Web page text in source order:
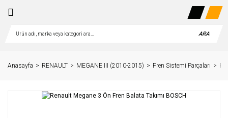
ARA
Anasayfa RENAULT MEGANE III (2010-2015) Fren Sistemi Parçaları